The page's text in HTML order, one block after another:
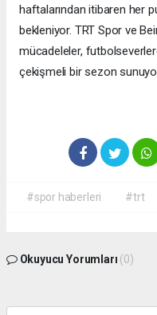
haftalarından itibaren her
bekleniyor. TRT Spor ve
mücadeleler,
çekişmeli bir sezon
#spor haberleri #trt
Okuyucu Yorumları (0)